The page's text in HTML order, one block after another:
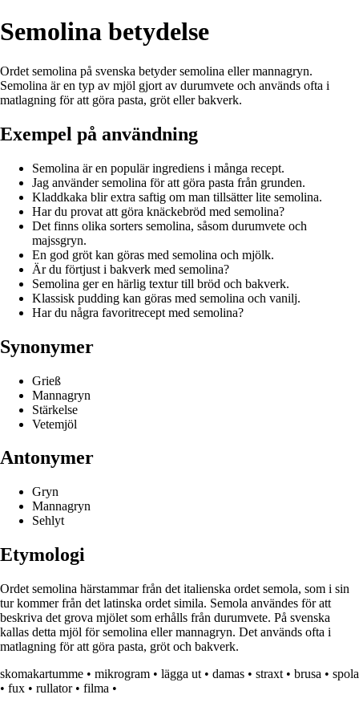
Semolina betydelse
Ordet semolina på svenska betyder semolina eller mannagryn.
Semolina är en typ av mjöl gjort av durumvete och används ofta i
matlagning för att göra pasta, gröt eller bakverk.
Exempel på användning
Semolina är en populär ingrediens i många recept.
Jag använder semolina för att göra pasta från grunden.
Kladdkaka blir extra saftig om man tillsätter lite semolina.
Har du provat att göra knäckebröd med semolina?
Det finns olika sorters semolina, såsom durumvete och
majssgryn.
En god gröt kan göras med semolina och mjölk.
Är du förtjust i bakverk med semolina?
Semolina ger en härlig textur till bröd och bakverk.
Klassisk pudding kan göras med semolina och vanilj.
Har du några favoritrecept med semolina?
Synonymer
Grieß
Mannagryn
Stärkelse
Vetemjöl
Antonymer
Gryn
Mannagryn
Sehlyt
Etymologi
Ordet semolina härstammar från det italienska ordet semola, som i sin
tur kommer från det latinska ordet simila. Semola användes för att
beskriva det grova mjölet som erhålls från durumvete. På svenska
kallas detta mjöl för semolina eller mannagryn. Det används ofta i
matlagning för att göra pasta, gröt och bakverk.
skomakartumme • mikrogram • lägga ut • damas • straxt • brusa • spola
• fux • rullator• filma •